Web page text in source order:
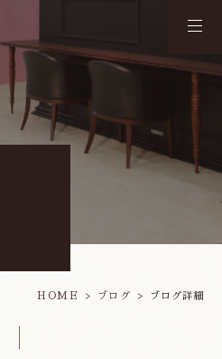
HOME ブログ ブログ詳細